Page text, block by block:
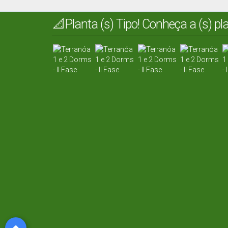
📐Planta (s) Tipo! Conheça a (s)